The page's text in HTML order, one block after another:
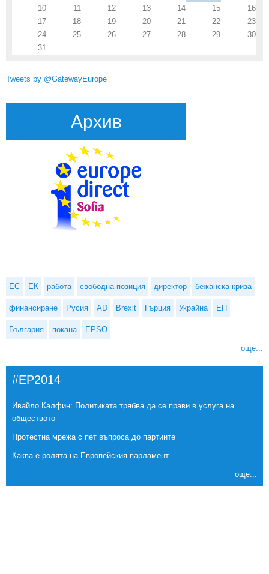
10
11 12 13 14 15
16
17
18 19 20 21 22
23
24
25 26 27 28 29
30
31
Tweets by @GatewayEurope
Архив
ЕС ЕК работа свободна позиция директор бежанска криза
финансиране Русия AD Brexit Гърция Украйна ЕП
България покана EPSO
още...
#EP2014
Ивайло Калфин: Политиката трябва да се прави в услуга на
обществото
Протестна мрежа с пет въпроса до партиите
Каква е ролята на Европейския парламент
още...